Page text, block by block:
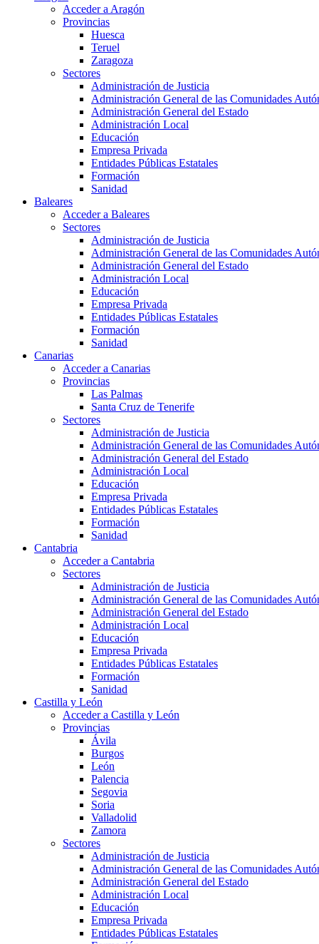
Acceder a Aragón
Provincias
Huesca
Teruel
Zaragoza
Sectores
Administración de Justicia
Administración General de las Comunidades
Administración General del Estado
Administración Local
Educación
Empresa Privada
Entidades Públicas Estatales
Formación
Sanidad
Baleares
Acceder a Baleares
Sectores
Administración de Justicia
Administración General de las Comunidades
Administración General del Estado
Administración Local
Educación
Empresa Privada
Entidades Públicas Estatales
Formación
Sanidad
Canarias
Acceder a Canarias
Provincias
Las Palmas
Santa Cruz de Tenerife
Sectores
Administración de Justicia
Administración General de las Comunidades
Administración General del Estado
Administración Local
Educación
Empresa Privada
Entidades Públicas Estatales
Formación
Sanidad
Cantabria
Acceder a Cantabria
Sectores
Administración de Justicia
Administración General de las Comunidades
Administración General del Estado
Administración Local
Educación
Empresa Privada
Entidades Públicas Estatales
Formación
Sanidad
Castilla y León
Acceder a Castilla y León
Provincias
Ávila
Burgos
León
Palencia
Segovia
Soria
Valladolid
Zamora
Sectores
Administración de Justicia
Administración General de las Comunidades
Administración General del Estado
Administración Local
Educación
Empresa Privada
Entidades Públicas Estatales